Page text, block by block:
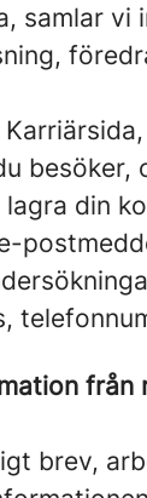
samlar
din
brev,